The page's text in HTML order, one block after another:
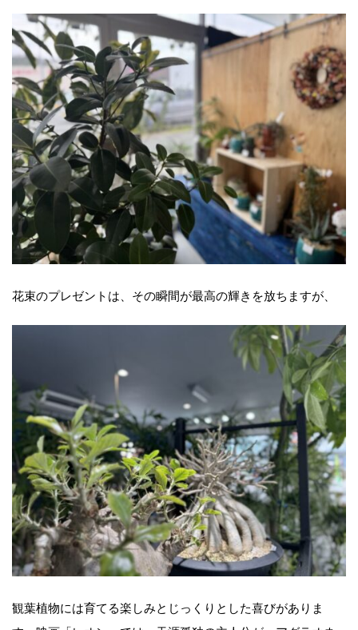
花束のプレゼントは、その瞬間が最高の輝きを放ちますが、
観葉植物には育てる楽しみとじっくりとした喜びがありま